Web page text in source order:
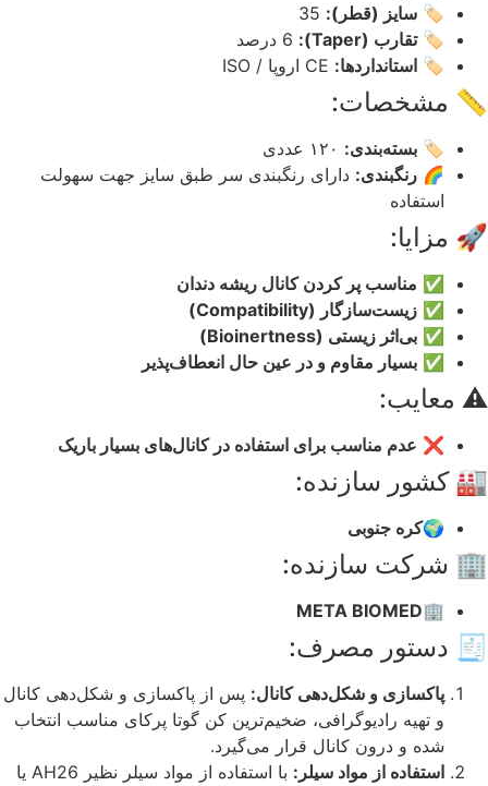
🏷️ سایز (قطر):
🏷️تقارب (Taper):
🏷️ استانداردها:
📏 مشخصات:
🏷️ بسته‌بندی:
🌈 رنگبندی: دارای رنگبندی سر طبق سایز جهت سهولت
استفاده
🚀 مزایا:
✅ مناسب پر کردن کانال ریشه دندان
✅ زیست‌سازگار (Compatibility)
✅ بی‌اثر زیستی (Bioinertness)
✅ بسیار مقاوم و در عین حال انعطاف‌پذیر
⚠️ معایب:
❌ عدم مناسب برای استفاده در کانال‌های بسیار باریک
🏭 کشور سازنده:
🌍کره جنوبی
🏢 شرکت سازنده:
🏢META BIOMED
🧾 دستور مصرف:
پاکسازی و شکل‌دهی کانال: پس از پاکسازی و شکل‌دهی کانال
و تهیه رادیوگرافی، ضخیم‌ترین کن گوتا پرکای مناسب انتخاب
شده و درون کانال قرار می‌گیرد.
استفاده از مواد سیلر:
با استفاده از مواد سیلر نظیر AH26 یا